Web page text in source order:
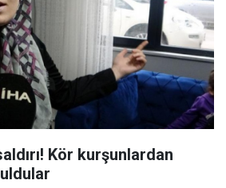
Kör kurşunlardan